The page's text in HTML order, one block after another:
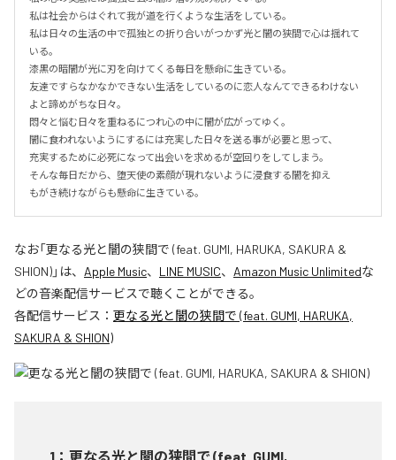
私は社会からはぐれて我が道を行くような生活をしている。
私は日々の生活の中で孤独との折り合いがつかず光と闇の狭間で心は揺れて
いる。
漆黒の暗闇が光に刃を向けてくる毎日を懸命に生きている。
友達ですらなかなかできない生活をしているのに恋人なんてできるわけない
よと諦めがちな日々。
悶々と悩む日々を重ねるにつれ心の中に闇が広がってゆく。
闇に食われないようにするには充実した日々を送る事が必要と思って、
充実するために必死になって出会いを求めるが空回りをしてしまう。
そんな毎日だから、堕天使の素顔が現れないように浸食する闇を抑え
もがき続けながらも懸命に生きている。
なお「更なる光と闇の狭間で (feat. GUMI, HARUKA, SAKURA &
SHION)」は、 Apple Music、 LINE MUSIC、 Amazon Music Unlimitedな
どの音楽配信サービスで聴くことができる。
各配信サービス： 更なる光と闇の狭間で (feat. GUMI, HARUKA,
SAKURA & SHION)
1 ： 更なる光と闇の狭間で (feat. GUMI,